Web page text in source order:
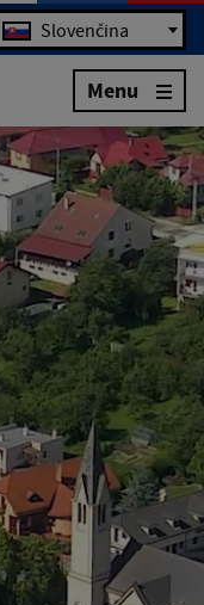
Slovenčina
Menu